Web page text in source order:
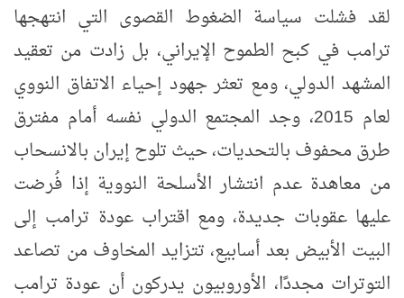
لقد فشلت سياسة الضغوط القصوى التي انتهجها
ترامب في كبح الطموح الإيراني، بل زادت من تعقيد
المشهد الدولي، ومع تعثر جهود إحياء الاتفاق النووي
لعام 2015، وجد المجتمع الدولي نفسه أمام مفترق
طرق محفوف بالتحديات، حيث تلوح إيران بالانسحاب
من معاهدة عدم انتشار الأسلحة النووية إذا فُرضت
عليها عقوبات جديدة، ومع اقتراب عودة ترامب إلى
البيت الأبيض بعد أسابيع، تتزايد المخاوف من تصاعد
التوترات مجددًا، الأوروبيون يدركون أن عودة ترامب